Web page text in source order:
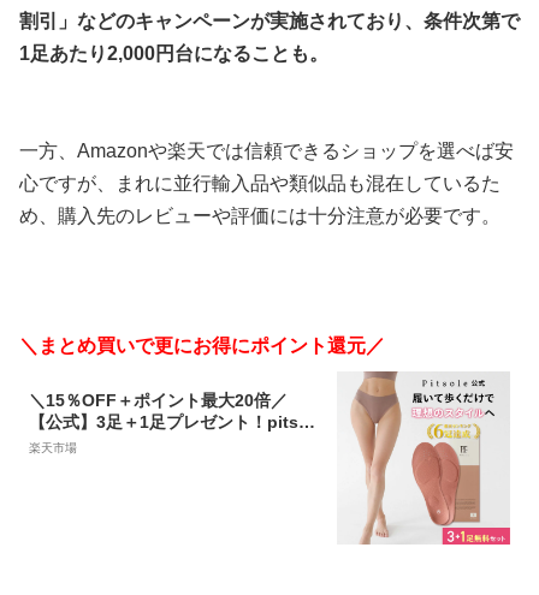
割引」などのキャンペーンが実施されており、条件次第で
1足あたり2,000円台になることも。
一方、Amazonや楽天では信頼できるショップを選べば安
心ですが、まれに並行輸入品や類似品も混在しているた
め、購入先のレビューや評価には十分注意が必要です。
＼まとめ買いで更にお得にポイント還元／
＼15％OFF＋ポイント最大20倍／
【公式】3足＋1足プレゼント！pitsol
e ピットソール 世界特許取得技術採用
楽天市場